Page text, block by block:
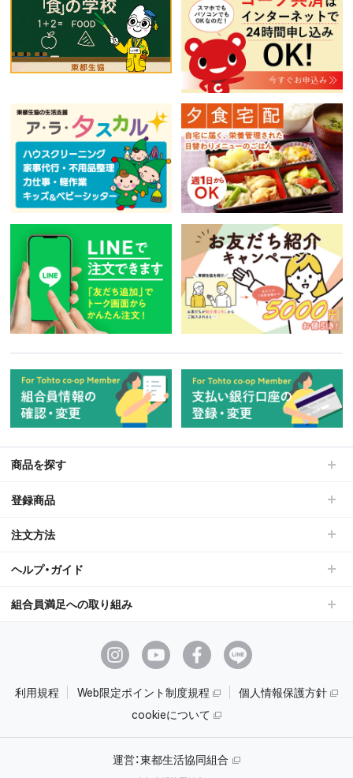
商品を探す
登録商品
注文方法
ヘルプ・ガイド
組合員満足への取り組み
利用規程 Web限定ポイント制度規程
個人情報保護方針
cookieについて
運営：東都生活協同組合